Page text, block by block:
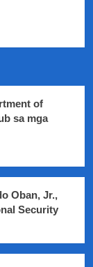
of
sa mga
Oban, Jr.,
Security